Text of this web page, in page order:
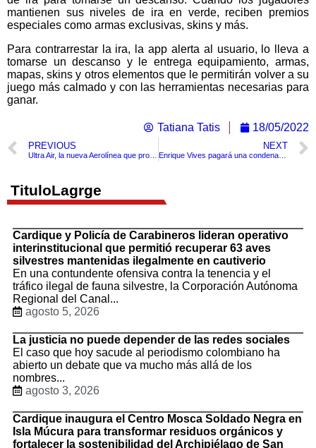
mantienen sus niveles de ira en verde, reciben premios
especiales como armas exclusivas, skins y más.
Para contrarrestar la ira, la app alerta al usuario, lo lleva a
tomarse un descanso y le entrega equipamiento, armas,
mapas, skins y otros elementos que le permitirán volver a su
juego más calmado y con las herramientas necesarias para
ganar.
Tatiana Tatis 18/05/2022
PREVIOUS NEXT
Enrique Vives pagará una condena de más de 7años de casa por cárcel por matar a seis jóvenes
TituloLagrge
Cardique y Policía de Carabineros lideran operativo
interinstitucional que permitió recuperar 63 aves
silvestres mantenidas ilegalmente en cautiverio
En una contundente ofensiva contra la tenencia y el
tráfico ilegal de fauna silvestre, la Corporación Autónoma
Regional del Canal...
agosto 5, 2026
La justicia no puede depender de las redes sociales
El caso que hoy sacude al periodismo colombiano ha
abierto un debate que va mucho más allá de los
nombres...
agosto 3, 2026
Cardique inaugura el Centro Mosca Soldado Negra en
Isla Múcura para transformar residuos orgánicos y
fortalecer la sostenibilidad del Archipiélago de San